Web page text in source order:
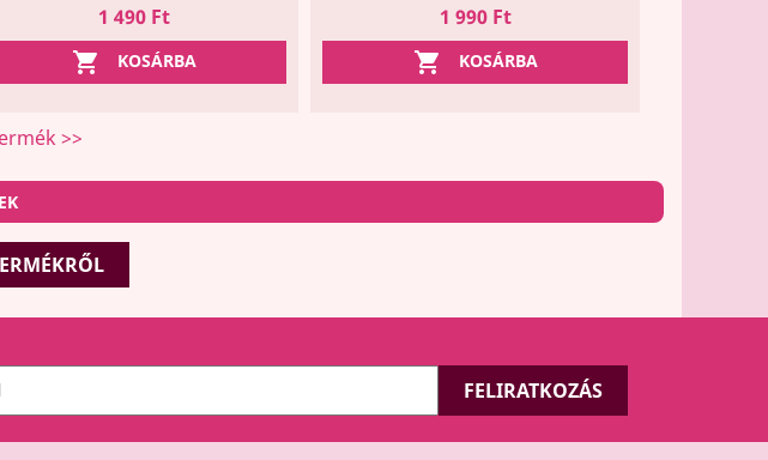
Ár
1 490 Ft
 KOSÁRBA
Ár
1 990 Ft
 KOSÁRBA
>>